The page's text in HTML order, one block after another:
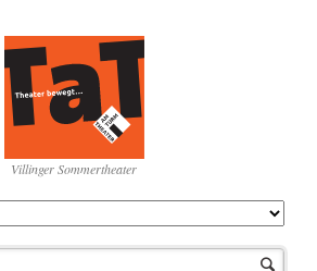
Villinger Sommertheater